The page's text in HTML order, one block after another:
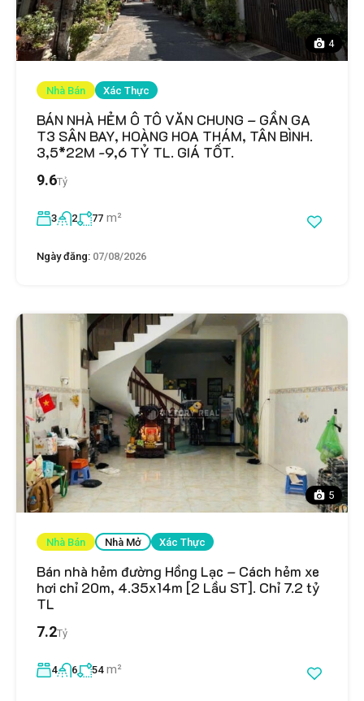
4
Nhà Bán Xác Thực
BÁN NHÀ HẺM Ô TÔ VĂN CHUNG – GẦN GA
T3 SÂN BAY, HOÀNG HOA THÁM, TÂN BÌNH.
3,5*22M -9,6 TỶ TL. GIÁ TỐT.
9.6Tỷ
3 2 77 m²
Ngày đăng: 07/08/2026
5
Nhà Bán Nhà Mở Xác Thực
Bán nhà hẻm đường Hồng Lạc – Cách hẻm xe
hơi chỉ 20m, 4.35x14m [2 Lầu ST]. Chỉ 7.2 tỷ
TL
7.2Tỷ
4 6 54 m²